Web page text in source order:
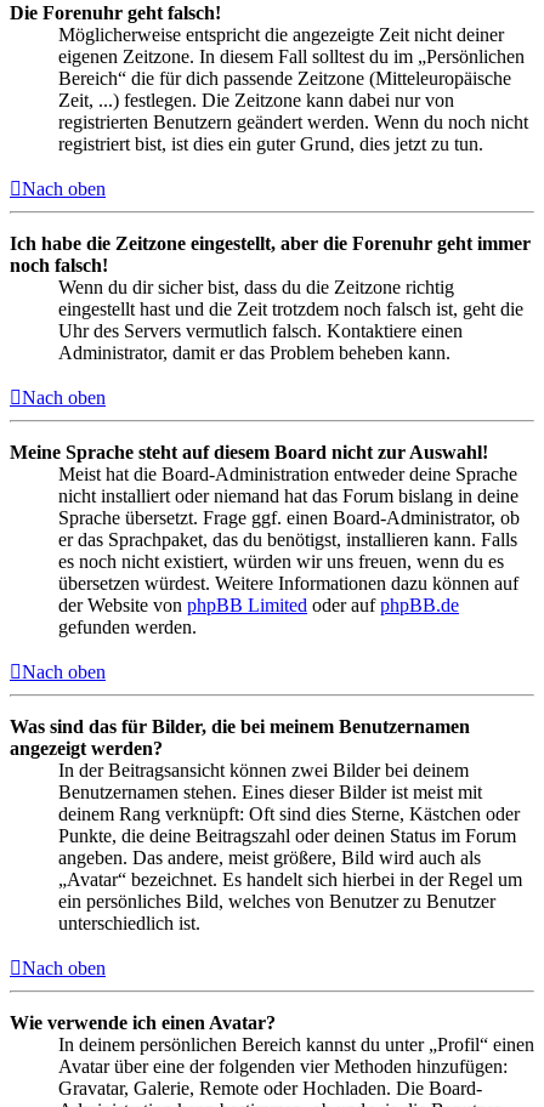
Die Forenuhr geht falsch!
Möglicherweise entspricht die angezeigte Zeit nicht deiner
eigenen Zeitzone. In diesem Fall solltest du im „Persönlichen
Bereich“ die für dich passende Zeitzone (Mitteleuropäische
Zeit, ...) festlegen. Die Zeitzone kann dabei nur von
registrierten Benutzern geändert werden. Wenn du noch nicht
registriert bist, ist dies ein guter Grund, dies jetzt zu tun.
Nach oben
Ich habe die Zeitzone eingestellt, aber die Forenuhr geht immer
noch falsch!
Wenn du dir sicher bist, dass du die Zeitzone richtig
eingestellt hast und die Zeit trotzdem noch falsch ist, geht die
Uhr des Servers vermutlich falsch. Kontaktiere einen
Administrator, damit er das Problem beheben kann.
Nach oben
Meine Sprache steht auf diesem Board nicht zur Auswahl!
Meist hat die Board-Administration entweder deine Sprache
nicht installiert oder niemand hat das Forum bislang in deine
Sprache übersetzt. Frage ggf. einen Board-Administrator, ob
er das Sprachpaket, das du benötigst, installieren kann. Falls
es noch nicht existiert, würden wir uns freuen, wenn du es
übersetzen würdest. Weitere Informationen dazu können auf
der Website von phpBB Limited oder aufphpBB.de
gefunden werden.
Nach oben
Was sind das für Bilder, die bei meinem Benutzernamen
angezeigt werden?
In der Beitragsansicht können zwei Bilder bei deinem
Benutzernamen stehen. Eines dieser Bilder ist meist mit
deinem Rang verknüpft: Oft sind dies Sterne, Kästchen oder
Punkte, die deine Beitragszahl oder deinen Status im Forum
angeben. Das andere, meist größere, Bild wird auch als
„Avatar“ bezeichnet. Es handelt sich hierbei in der Regel um
ein persönliches Bild, welches von Benutzer zu Benutzer
unterschiedlich ist.
Nach oben
Wie verwende ich einen Avatar?
In deinem persönlichen Bereich kannst du unter „Profil“ einen
Avatar über eine der folgenden vier Methoden hinzufügen:
Gravatar, Galerie, Remote oder Hochladen. Die Board-